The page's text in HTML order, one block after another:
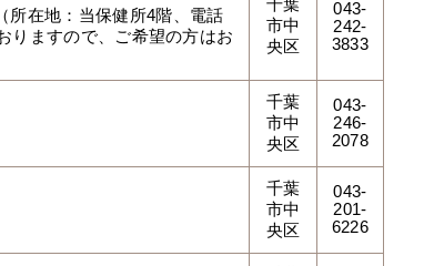
所在地：当保健所4階、電話
りますので、ご希望の方はお
千葉
市中
央区
043-
242-
3833
千葉
市中
央区
043-
246-
2078
千葉
市中
央区
043-
201-
6226